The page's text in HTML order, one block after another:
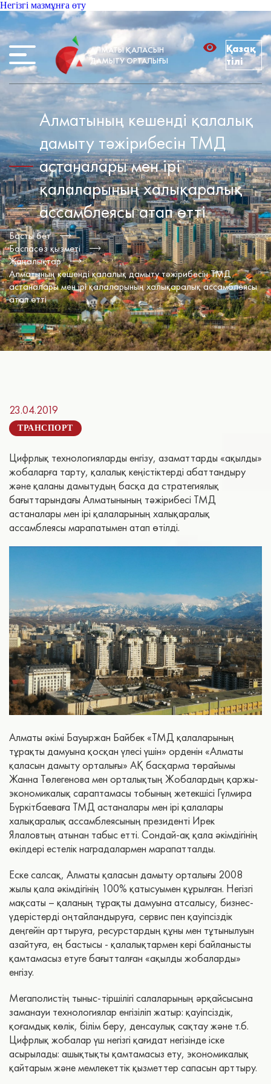
Негізгі мазмұнға өту
АЛМАТЫ ҚАЛАСЫН
ДАМЫТУ ОРТАЛЫҒЫ
Қазақ
тілі
Алматының кешенді қалалық
дамыту тәжірибесін ТМД
астаналары мен ірі
қалаларының халықаралық
ассамблеясы атап өтті
Басты бет
Баспасөз қызметі
Жаңалықтар
Алматының кешенді қалалық дамыту тәжірибесін ТМД
астаналары мен ірі қалаларының халықаралық ассамблеясы
атап өтті
23.04.2019
ТРАНСПОРТ
Цифрлық технологияларды енгізу, азаматтарды «ақылды»
жобаларға тарту, қалалық кеңістіктерді абаттандыру
және қаланы дамытудың басқа да стратегиялық
бағыттарындағы Алматынының тәжірибесі ТМД
астаналары мен ірі қалаларының халықаралық
ассамблеясы марапатымен атап өтілді.
Алматы әкімі Бауыржан Байбек «ТМД қалаларының
тұрақты дамуына қосқан үлесі үшін» орденін «Алматы
қаласын дамыту орталығы» АҚ басқарма төрайымы
Жанна Төлегенова мен орталықтың Жобалардың қаржы-
экономикалық сараптамасы тобының жетекшісі Гүлмира
Бүркітбаеваға ТМД астаналары мен ірі қалалары
халықаралық ассамблеясының президенті Ирек
Ялаловтың атынан табыс етті. Сондай-ақ қала әкімдігінің
өкілдері естелік наградалармен марапатталды.
Еске салсақ, Алматы қаласын дамыту орталығы 2008
жылы қала әкімдігінің 100% қатысуымен құрылған. Негізгі
мақсаты – қаланың тұрақты дамуына атсалысу, бизнес-
үдерістерді оңтайландыруға, сервис пен қауіпсіздік
деңгейін арттыруға, ресурстардың құны мен тұтынылуын
азайтуға, ең бастысы - қалалықтармен кері байланысты
қамтамасыз етуге бағытталған «ақылды жобаларды»
енгізу.
Мегаполистің тыныс-тіршілігі салаларының әрқайсысына
заманауи технологиялар енгізіліп жатыр: қауіпсіздік,
қоғамдық көлік, білім беру, денсаулық сақтау және т.б.
Цифрлық жобалар үш негізгі қағидат негізінде іске
асырылады: ашықтықты қамтамасыз ету, экономикалық
қайтарым және мемлекеттік қызметтер сапасын арттыру.